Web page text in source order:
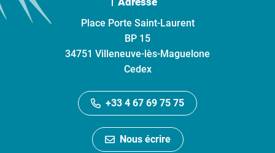
Place Porte Saint-Laurent
BP 15
34751 Villeneuve-lès-Maguelone
Cedex
+33 4 67 69 75 75
Nous écrire